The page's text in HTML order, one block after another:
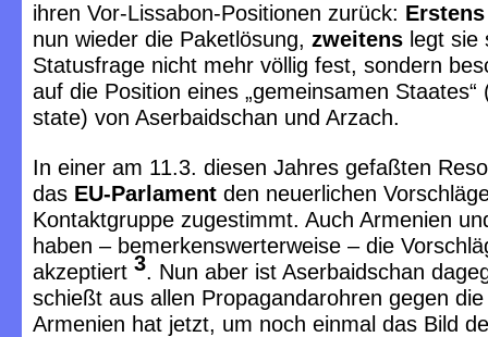
ihren Vor-Lissabon-Positionen zurück: Erstens
nun wieder die Paketlösung, zweitens legt sie
Statusfrage nicht mehr völlig fest, sondern
auf die Position eines „gemeinsamen Staates“
state) von Aserbaidschan und Arzach.
In einer am 11.3. diesen Jahres gefaßten
das EU-Parlament den neuerlichen
Kontaktgruppe zugestimmt. Auch Armenien
haben – bemerkenswerterweise – die
akzeptiert 3. Nun aber ist Aserbaidschan
schießt aus allen Propagandarohren gegen
Armenien hat jetzt, um noch einmal das Bild